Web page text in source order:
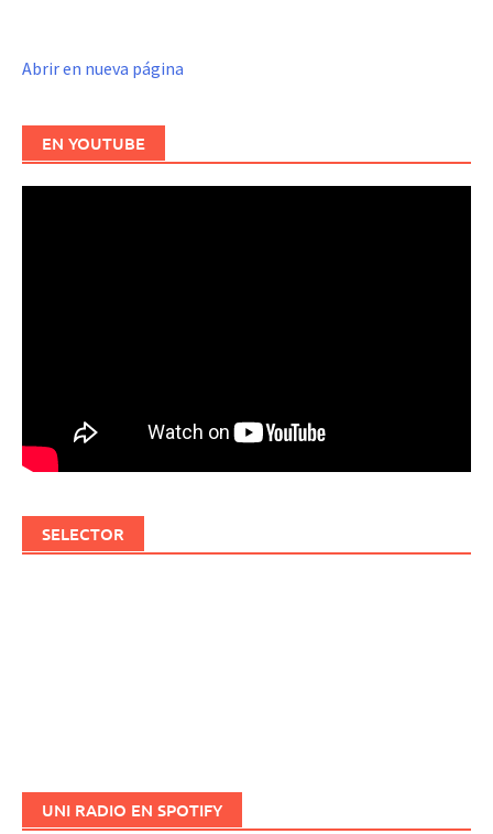
Abrir en nueva página
EN YOUTUBE
SELECTOR
UNI RADIO EN SPOTIFY